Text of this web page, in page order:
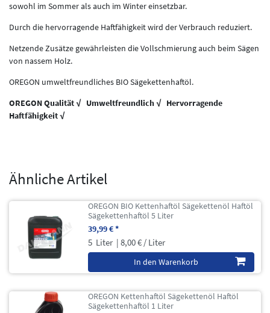
sowohl im Sommer als auch im Winter einsetzbar.
Durch die hervorragende Haftfähigkeit wird der Verbrauch reduziert.
Netzende Zusätze gewährleisten die Vollschmierung auch beim Sägen
von nassem Holz.
OREGON umweltfreundliches BIO Sägekettenhaftöl.
OREGON Qualität √ Umweltfreundlich √ Hervorragende
Haftfähigkeit √
Ähnliche Artikel
OREGON BIO Kettenhaftöl Sägekettenöl Haftöl
Sägekettenhaftöl 5 Liter
39,99 € *
5 Liter | 8,00 € / Liter
In den Warenkorb
OREGON Kettenhaftöl Sägekettenöl Haftöl
Sägekettenhaftöl 1 Liter